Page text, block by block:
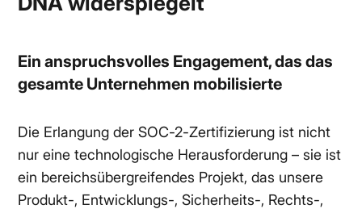
Ein anspruchsvolles Engagement, das das
gesamte Unternehmen mobilisierte
Die Erlangung der SOC-2-Zertifizierung ist nicht
nur eine technologische Herausforderung – sie ist
ein bereichsübergreifendes Projekt, das unsere
Produkt-, Entwicklungs-, Sicherheits-, Rechts-,